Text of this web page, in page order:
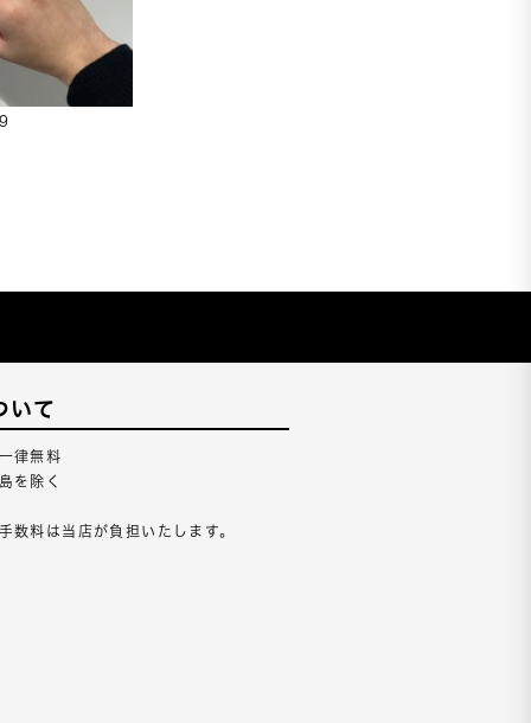
いて
律無料
を除く
数料は当店が負担いたします。